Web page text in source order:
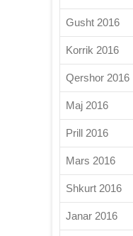
Gusht 2016
Korrik 2016
Qershor 2016
Maj 2016
Prill 2016
Mars 2016
Shkurt 2016
Janar 2016